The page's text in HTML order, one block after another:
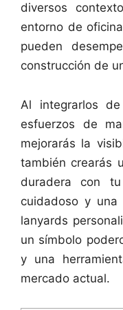
diversos
entorno de
pueden
construcción de
Al integrarlos
esfuerzos de
mejorarás la
también crearás
duradera con
cuidadoso y una
lanyards
un símbolo
y una
mercado actual.